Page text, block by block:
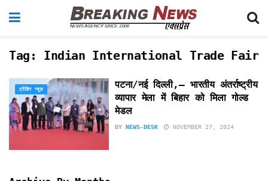
Tag: Indian International Trade Fair
ट्रेंडिंग न्यूज़
पटना/नई दिल्ली,– भारतीय अंतर्राष्ट्रीय
व्यापार मेला में बिहार को मिला गोल्ड
मेडल
BY NEWS-DESK NOVEMBER 27, 2024